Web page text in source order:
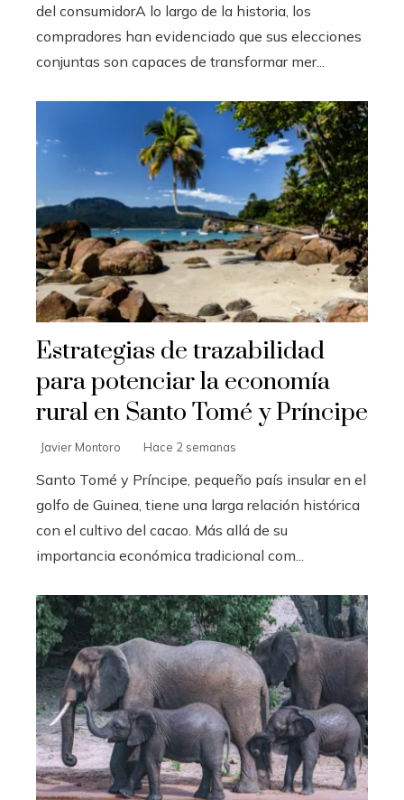
del consumidorA lo largo de la historia, los
compradores han evidenciado que sus elecciones
conjuntas son capaces de transformar mer...
Estrategias de trazabilidad
para potenciar la economía
rural en Santo Tomé y Príncipe
Javier Montoro Hace 2 semanas
Santo Tomé y Príncipe, pequeño país insular en el
golfo de Guinea, tiene una larga relación histórica
con el cultivo del cacao. Más allá de su
importancia económica tradicional com...